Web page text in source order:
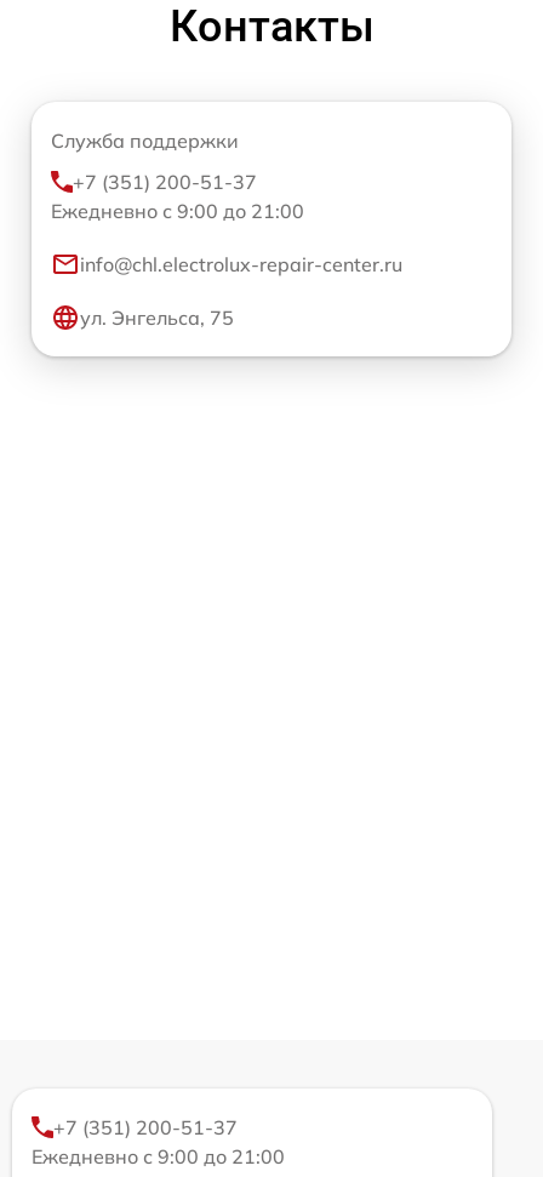
Контакты
Служба поддержки
+7 (351) 200-51-37
Ежедневно с 9:00 до 21:00
info@chl.electrolux-repair-center.ru
ул. Энгельса, 75
+7 (351) 200-51-37
Ежедневно с 9:00 до 21:00